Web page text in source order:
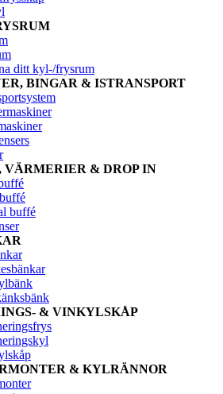
ditt kyl-/frysrum
BINGAR & ISTRANSPORT
VÄRMERIER & DROP IN
buffé
& VINKYLSKÅP
& KYLRÄNNOR